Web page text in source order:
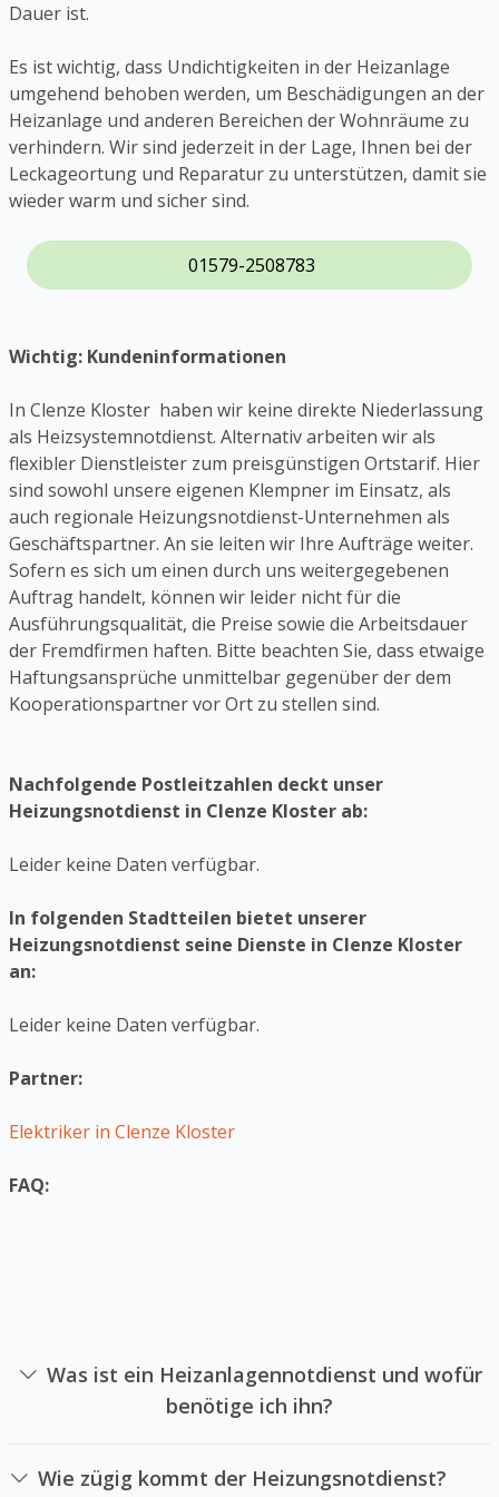
Dauer ist.
Es ist wichtig, dass Undichtigkeiten in der Heizanlage
umgehend behoben werden, um Beschädigungen an der
Heizanlage und anderen Bereichen der Wohnräume zu
verhindern. Wir sind jederzeit in der Lage, Ihnen bei der
Leckageortung und Reparatur zu unterstützen, damit sie
wieder warm und sicher sind.
01579-2508783
Wichtig: Kundeninformationen
In Clenze Kloster haben wir keine direkte Niederlassung
als Heizsystemnotdienst. Alternativ arbeiten wir als
flexibler Dienstleister zum preisgünstigen Ortstarif. Hier
sind sowohl unsere eigenen Klempner im Einsatz, als
auch regionale Heizungsnotdienst-Unternehmen als
Geschäftspartner. An sie leiten wir Ihre Aufträge weiter.
Sofern es sich um einen durch uns weitergegebenen
Auftrag handelt, können wir leider nicht für die
Ausführungsqualität, die Preise sowie die Arbeitsdauer
der Fremdfirmen haften. Bitte beachten Sie, dass etwaige
Haftungsansprüche unmittelbar gegenüber der dem
Kooperationspartner vor Ort zu stellen sind.
Nachfolgende Postleitzahlen deckt unser
Heizungsnotdienst in Clenze Kloster ab:
Leider keine Daten verfügbar.
In folgenden Stadtteilen bietet unserer
Heizungsnotdienst seine Dienste in Clenze Kloster
an:
Leider keine Daten verfügbar.
Partner:
Elektriker in Clenze Kloster
FAQ:
Was ist ein Heizanlagennotdienst und wofür
benötige ich ihn?
von Heizungssystemen in Notlagen spezialisiert hat. Sie
Wie zügig kommt der Heizungsnotdienst?